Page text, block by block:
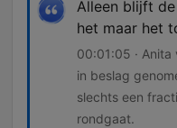
Alleen blijft
het maar het
00:01:05 ·
in beslag
slechts een
rondgaat.